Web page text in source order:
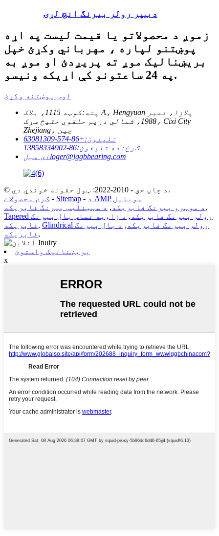
د ټپر رولر بیرنگ انچ لړۍ
زموږ د محصولاتو یا قیمت لیست په اړه
پوښتنو لپاره ، مهرباني وکړئ خپل
بریښنالیک موږ ته پریږدئ او موږ به
په 24 ساعتونو کې اړیکه ونیسو.
اوس پوښتنه وکړئ
پته:
کوټه 1115، بلاک A، Hengyuan پلازا، نمبر
1988، شمالي دریم حلقوي ختیځ سړک، Cixi City
Zhejiang، چین
تلیفون:+86-574-63081309
ګرځنده تلیفون:86-13858334902
ای میلloger@lggbbearing.com
© د چاپ حق - 2010-2022: ټول حقونه خوندي دي.
ګرم محصولات - Sitemap -
د AMP موبایل
د موټرو بیرنگ فابریکه , د سټینلیس بیرنگ فابریکه
,
Tapered رولر بیرنگ فابریکه , د زاویه تماس بال بیرنگ
فابریکه , Glindrical رولر بیرنگ فابریکه , د بال بیرنگ
فابریکه ,
بریښنالیک واستوئ
x